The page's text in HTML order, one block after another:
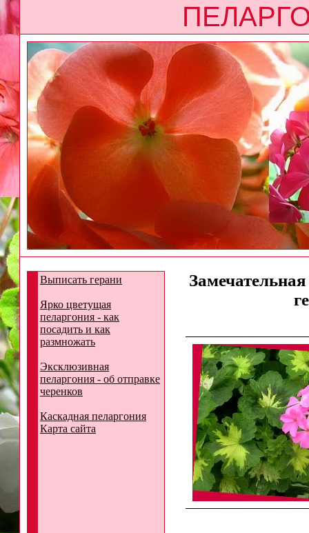
Выписать герани
Ярко цветущая
пеларгония - как
посадить и как
размножать
Эксклюзивная
пеларгония - об отправке
черенков
Каскадная пеларгония
Карта сайта